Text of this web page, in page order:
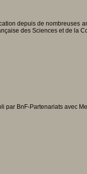
depuis de
des Sciences et de la
BnF-Partenariats avec